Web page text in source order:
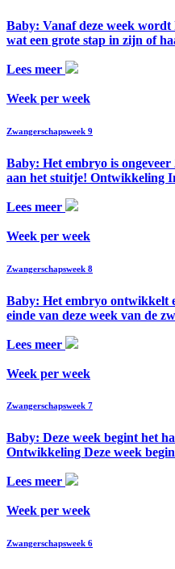
Baby: Vanaf deze week wordt
wat een grote stap in zijn of
Lees meer
Week per week
Zwangerschapsweek 9
Baby: Het embryo is
aan het stuitje! Ontwikkeling
Lees meer
Week per week
Zwangerschapsweek 8
Baby: Het embryo ontwikkelt
einde van deze week van de
Lees meer
Week per week
Zwangerschapsweek 7
Baby: Deze week begint het
Ontwikkeling Deze week
Lees meer
Week per week
Zwangerschapsweek 6